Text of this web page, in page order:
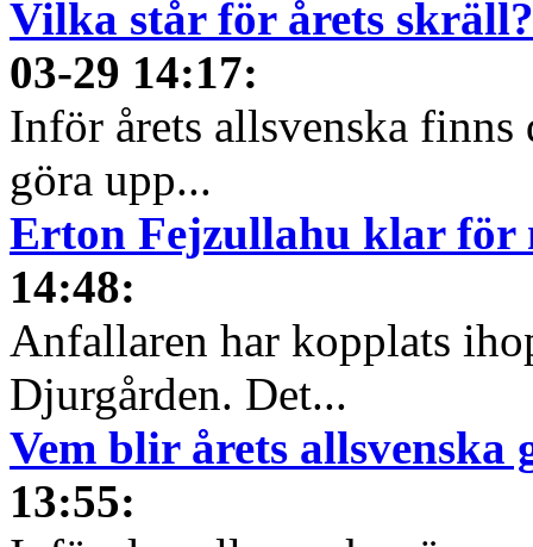
Vilka står för årets
03-29 14:17:
Inför årets allsvenska
göra upp...
Erton Fejzullahu klar för
14:48:
Anfallaren har kopplats
Djurgården. Det...
Vem blir årets allsvenska
13:55: